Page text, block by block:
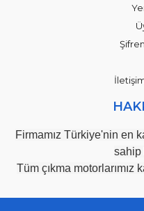
Firmamız Türkiye'nin en
sahip
Tüm çıkma motorlarımız